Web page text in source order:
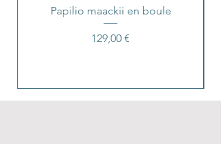
Papilio maackii en boule
Prix
129,00 €